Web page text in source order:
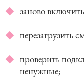
заново
перезагрузить
проверить
ненужные;